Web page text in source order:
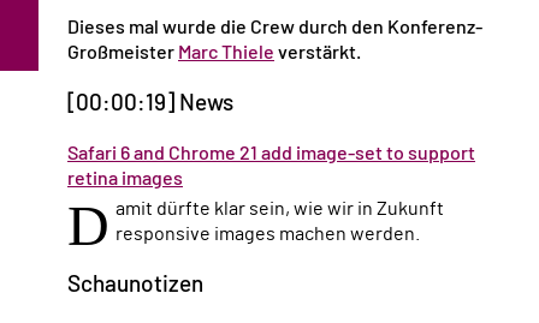
Dieses mal wurde die Crew durch den Konferenz-
Großmeister Marc Thiele verstärkt.
[00:00:19] News
Safari 6 and Chrome 21 add image-set to support
retina images
D amit dürfte klar sein, wie wir in Zukunft
responsive images machen werden.
Schaunotizen